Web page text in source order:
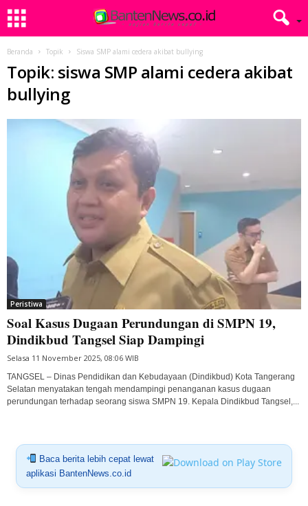
Beranda Topik Siswa SMP alami cedera akibat bullying
Topik: siswa SMP alami cedera akibat
bullying
Peristiwa
Soal Kasus Dugaan Perundungan di SMPN 19,
Dindikbud Tangsel Siap Dampingi
Selasa 11 November 2025, 08:06 WIB
TANGSEL – Dinas Pendidikan dan Kebudayaan (Dindikbud) Kota Tangerang
Selatan menyatakan tengah mendampingi penanganan kasus dugaan
perundungan terhadap seorang siswa SMPN 19. Kepala Dindikbud Tangsel,...
Baca berita lebih cepat lewat
aplikasi BantenNews.co.id